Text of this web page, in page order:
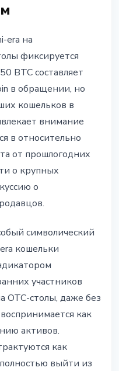
era на
фиксируется
BTC составляет
в обращении, но
кошельков в
внимание
в относительно
от прошлогодних
о крупных
о
символический
кошельки
участников
OTC-столы, даже без
как
активов.
как
выйти из